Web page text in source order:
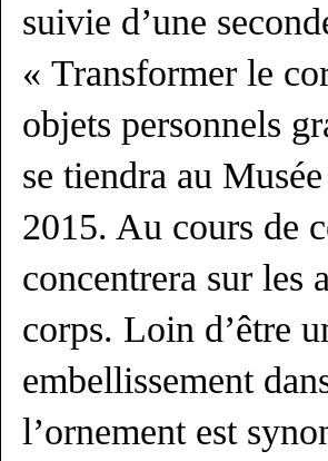
suivie d’une
« Transformer le
objets personnels
se tiendra au
2015. Au cours de
concentrera sur les
corps. Loin d’être
embellissement
l’ornement est